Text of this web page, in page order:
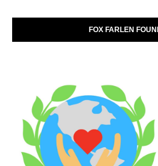
FOX FARLEN